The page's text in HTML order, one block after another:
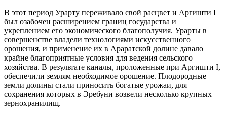
В этот период Урарту переживало свой расцвет и Аргишти I
был озабочен расширением границ государства и
укреплением его экономического благополучия. Урарты в
совершенстве владели технологиями искусственного
орошения, и применение их в Араратской долине давало
крайне благоприятные условия для ведения сельского
хозяйства. В результате каналы, проложенные при Аргишти I,
обеспечили землям необходимое орошение. Плодородные
земли долины стали приносить богатые урожаи, для
сохранения которых в Эребуни возвели несколько крупных
зернохранилищ.